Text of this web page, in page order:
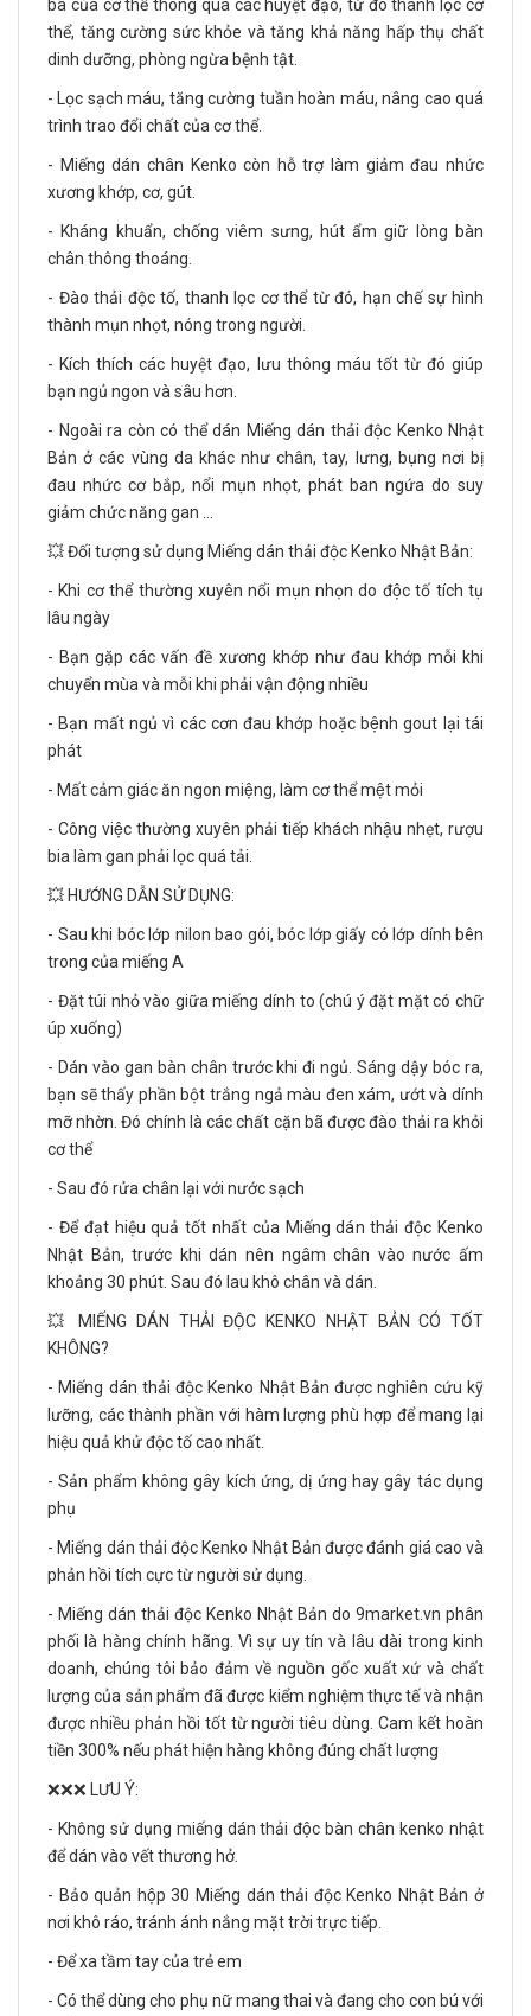
bã của cơ thể thông qua các huyệt đạo, từ đó thanh lọc cơ
thể, tăng cường sức khỏe và tăng khả năng hấp thụ chất
dinh dưỡng, phòng ngừa bệnh tật.
- Lọc sạch máu, tăng cường tuần hoàn máu, nâng cao quá
trình trao đổi chất của cơ thể.
- Miếng dán chân Kenko còn hỗ trợ làm giảm đau nhức
xương khớp, cơ, gút.
- Kháng khuẩn, chống viêm sưng, hút ẩm giữ lòng bàn
chân thông thoáng.
- Đào thải độc tố, thanh lọc cơ thể từ đó, hạn chế sự hình
thành mụn nhọt, nóng trong người.
- Kích thích các huyệt đạo, lưu thông máu tốt từ đó giúp
bạn ngủ ngon và sâu hơn.
- Ngoài ra còn có thể dán Miếng dán thải độc Kenko Nhật
Bản ở các vùng da khác như chân, tay, lưng, bụng nơi bị
đau nhức cơ bắp, nổi mụn nhọt, phát ban ngứa do suy
giảm chức năng gan …
💥 Đối tượng sử dụng Miếng dán thải độc Kenko Nhật Bản:
- Khi cơ thể thường xuyên nổi mụn nhọn do độc tố tích tụ
lâu ngày
- Bạn gặp các vấn đề xương khớp như đau khớp mỗi khi
chuyển mùa và mỗi khi phải vận động nhiều
- Bạn mất ngủ vì các cơn đau khớp hoặc bệnh gout lại tái
phát
- Mất cảm giác ăn ngon miệng, làm cơ thể mệt mỏi
- Công việc thường xuyên phải tiếp khách nhậu nhẹt, rượu
bia làm gan phải lọc quá tải.
💥 HƯỚNG DẪN SỬ DỤNG:
- Sau khi bóc lớp nilon bao gói, bóc lớp giấy có lớp dính bên
trong của miếng A
- Đặt túi nhỏ vào giữa miếng dính to (chú ý đặt mặt có chữ
úp xuống)
- Dán vào gan bàn chân trước khi đi ngủ. Sáng dậy bóc ra,
bạn sẽ thấy phần bột trắng ngả màu đen xám, ướt và dính
mỡ nhờn. Đó chính là các chất cặn bã được đào thải ra khỏi
cơ thể
- Sau đó rửa chân lại với nước sạch
- Để đạt hiệu quả tốt nhất của Miếng dán thải độc Kenko
Nhật Bản, trước khi dán nên ngâm chân vào nước ấm
khoảng 30 phút. Sau đó lau khô chân và dán.
💥 MIẾNG DÁN THẢI ĐỘC KENKO NHẬT BẢN CÓ TỐT
KHÔNG?
- Miếng dán thải độc Kenko Nhật Bản được nghiên cứu kỹ
lưỡng, các thành phần với hàm lượng phù hợp để mang lại
hiệu quả khử độc tố cao nhất.
- Sản phẩm không gây kích ứng, dị ứng hay gây tác dụng
phụ
- Miếng dán thải độc Kenko Nhật Bản được đánh giá cao và
phản hồi tích cực từ người sử dụng.
- Miếng dán thải độc Kenko Nhật Bản do 9market.vn phân
phối là hàng chính hãng. Vì sự uy tín và lâu dài trong kinh
doanh, chúng tôi bảo đảm về nguồn gốc xuất xứ và chất
lượng của sản phẩm đã được kiểm nghiệm thực tế và nhận
được nhiều phản hồi tốt từ người tiêu dùng. Cam kết hoàn
tiền 300% nếu phát hiện hàng không đúng chất lượng
❌❌❌ LƯU Ý:
- Không sử dụng miếng dán thải độc bàn chân kenko nhật
để dán vào vết thương hở.
- Bảo quản hộp 30 Miếng dán thải độc Kenko Nhật Bản ở
nơi khô ráo, tránh ánh nắng mặt trời trực tiếp.
- Để xa tầm tay của trẻ em
- Có thể dùng cho phụ nữ mang thai và đang cho con bú với